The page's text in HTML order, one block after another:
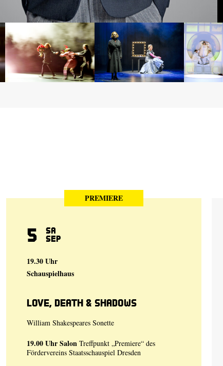
PREMIERE
5 Sa
Sep
19.30 Uhr
Schauspielhaus
Love, Death & Shadows
William Shakespeares Sonette
19.00 UhrSalon Treffpunkt „Premiere“ des
Fördervereins Staatsschauspiel Dresden